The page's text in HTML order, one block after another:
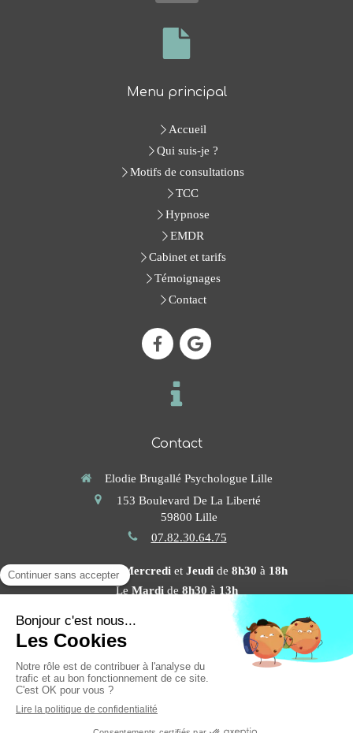
Menu principal
Accueil
Qui suis-je ?
Motifs de consultations
TCC
Hypnose
EMDR
Cabinet et tarifs
Témoignages
Contact
Contact
Elodie Brugallé Psychologue Lille
153 Boulevard De La Liberté
59800 Lille
07.82.30.64.75
LesLundi, Mercrediet Jeudide 8h30 à 18h
Le Mardide 8h30 à 13h
Mentions légales